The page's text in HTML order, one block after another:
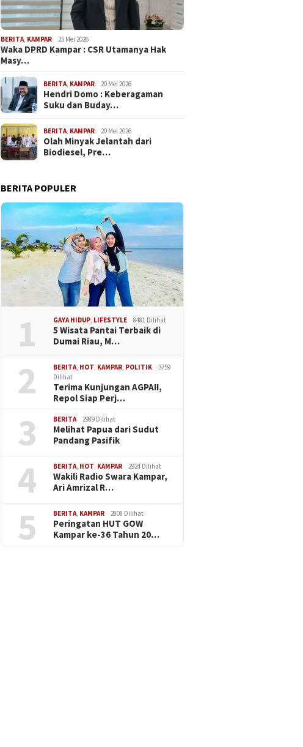
BERITA, KAMPAR 25 Mei 2026
Waka DPRD Kampar : CSR Utamanya Hak
Masy…
BERITA, KAMPAR 20 Mei 2026
Hendri Domo : Keberagaman
Suku dan Buday…
BERITA, KAMPAR 20 Mei 2026
Olah Minyak Jelantah dari
Biodiesel, Pre…
BERITA POPULER
1 GAYA HIDUP, LIFESTYLE 8481 Dilihat
5 Wisata Pantai Terbaik di
Dumai Riau, M…
2 BERITA, HOT, KAMPAR, POLITIK
3759
Dilihat
Terima Kunjungan AGPAII,
Repol Siap Perj…
3 BERITA 2989 Dilihat
Melihat Papua dari Sudut
Pandang Pasifik
4 BERITA, HOT, KAMPAR 2924 Dilihat
Wakili Radio Swara Kampar,
Ari Amrizal R…
5 BERITA, KAMPAR 2808 Dilihat
Peringatan HUT GOW
Kampar ke-36 Tahun 20…